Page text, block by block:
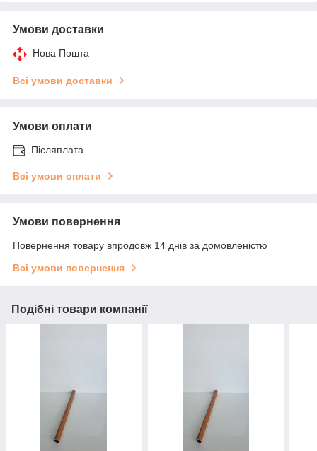
Умови доставки
Нова Пошта
Всі умови доставки
Умови оплати
Післяплата
Всі умови оплати
Умови повернення
Повернення товару впродовж 14 днів за домовленістю
Всі умови повернення
Подібні товари компанії